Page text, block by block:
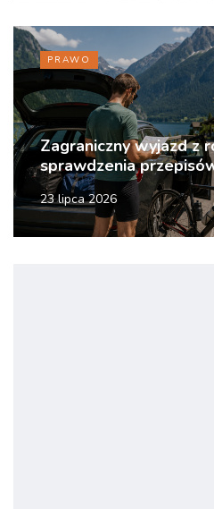
PRAWO
Zagraniczny wyjazd z
sprawdzenia
23 lipca 2026